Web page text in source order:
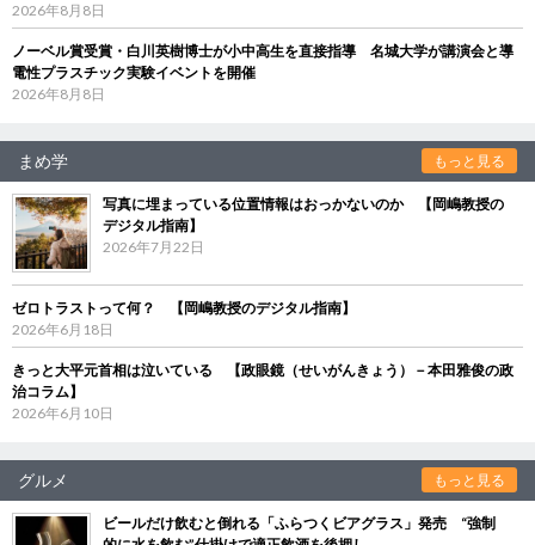
2026年8月8日
ノーベル賞受賞・白川英樹博士が小中高生を直接指導 名城大学が講演会と導
電性プラスチック実験イベントを開催
2026年8月8日
まめ学 もっと見る
写真に埋まっている位置情報はおっかないのか 【岡嶋教授の
デジタル指南】
2026年7月22日
ゼロトラストって何？ 【岡嶋教授のデジタル指南】
2026年6月18日
きっと大平元首相は泣いている 【政眼鏡（せいがんきょう）－本田雅俊の政
治コラム】
2026年6月10日
グルメ もっと見る
ビールだけ飲むと倒れる「ふらつくビアグラス」発売 “強制